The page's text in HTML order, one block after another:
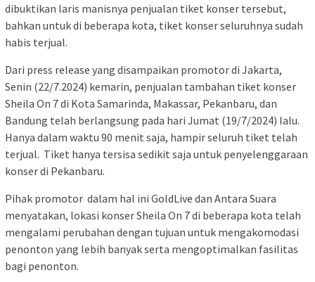
dibuktikan laris manisnya penjualan tiket konser tersebut,
bahkan untuk di beberapa kota, tiket konser seluruhnya sudah
habis terjual.
Dari press release yang disampaikan promotor di Jakarta,
Senin (22/7.2024) kemarin, penjualan tambahan tiket konser
Sheila On 7 di Kota Samarinda, Makassar, Pekanbaru, dan
Bandung telah berlangsung pada hari Jumat (19/7/2024) lalu.
Hanya dalam waktu 90 menit saja, hampir seluruh tiket telah
terjual. Tiket hanya tersisa sedikit saja untuk penyelenggaraan
konser di Pekanbaru.
Pihak promotor dalam hal ini GoldLive dan Antara Suara
menyatakan, lokasi konser Sheila On 7 di beberapa kota telah
mengalami perubahan dengan tujuan untuk mengakomodasi
penonton yang lebih banyak serta mengoptimalkan fasilitas
bagi penonton.